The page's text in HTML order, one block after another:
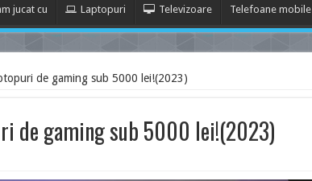
jucat cu Laptopuri Televizoare Telefoane mobile
de gaming sub 5000 lei!(2023)
de gaming sub 5000 lei!(2023)